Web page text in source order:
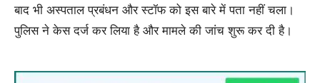
बाद भी अस्पताल प्रबंधन और स्टॉफ को इस बारे में पता नहीं चला।
पुलिस ने केस दर्ज कर लिया है और मामले की जांच शुरू कर दी है।